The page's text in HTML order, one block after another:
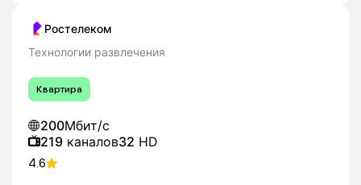
Ростелеком
Технологии развлечения
Квартира
200Мбит/с
219 каналов32 HD
4.6